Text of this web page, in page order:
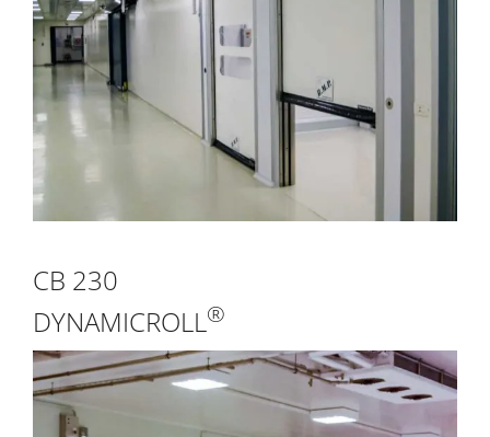
CB 230
DYNAMICROLL®